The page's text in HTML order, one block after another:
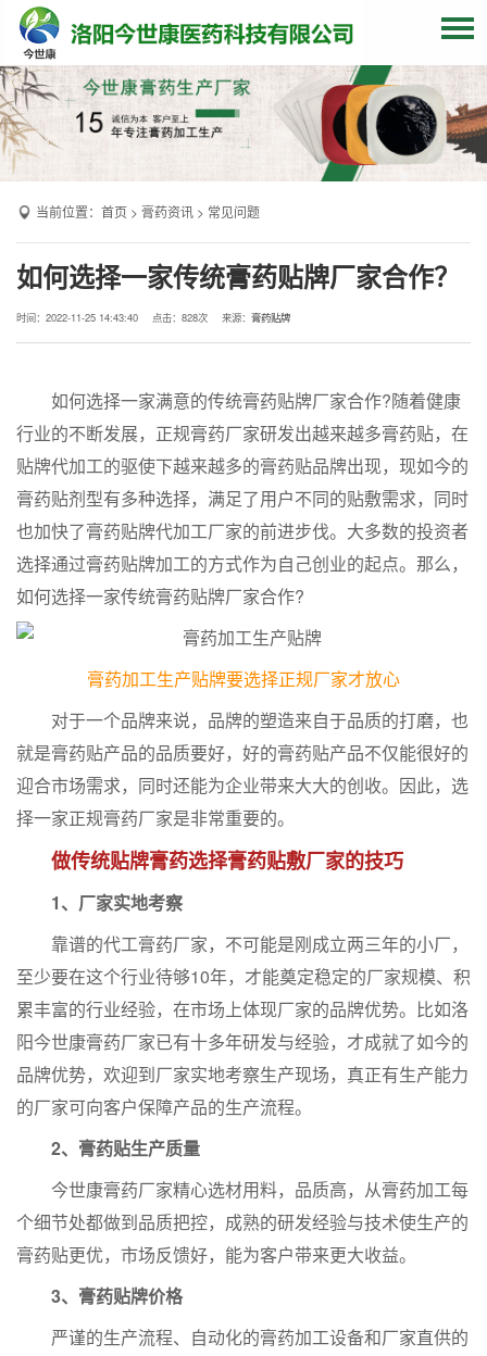
网站首页
关于我们
贴牌加工
膏药资讯
联系我们
当前位置： 首页 > 膏药资讯 > 常见问题
如何选择一家传统膏药贴牌厂家合作？
时间：2022-11-25 14:43:40 点击： 828次 来源： 膏药贴牌
如何选择一家满意的传统膏药贴牌厂家合作?随着健康
行业的不断发展，正规膏药厂家研发出越来越多膏药贴，在
贴牌代加工的驱使下越来越多的膏药贴品牌出现，现如今的
膏药贴剂型有多种选择，满足了用户不同的贴敷需求，同时
也加快了膏药贴牌代加工厂家的前进步伐。大多数的投资者
选择通过膏药贴牌加工的方式作为自己创业的起点。那么，
如何选择一家传统膏药贴牌厂家合作?
膏药加工生产贴牌要选择正规厂家才放心
对于一个品牌来说，品牌的塑造来自于品质的打磨，也
就是膏药贴产品的品质要好，好的膏药贴产品不仅能很好的
迎合市场需求，同时还能为企业带来大大的创收。因此，选
择一家正规膏药厂家是非常重要的。
做传统贴牌膏药选择膏药贴敷厂家的技巧
1、厂家实地考察
靠谱的代工膏药厂家，不可能是刚成立两三年的小厂，
至少要在这个行业待够10年，才能奠定稳定的厂家规模、积
累丰富的行业经验，在市场上体现厂家的品牌优势。比如洛
阳今世康膏药厂家已有十多年研发与经验，才成就了如今的
品牌优势，欢迎到厂家实地考察生产现场，真正有生产能力
的厂家可向客户保障产品的生产流程。
2、膏药贴生产质量
今世康膏药厂家精心选材用料，品质高，从膏药加工每
个细节处都做到品质把控，成熟的研发经验与技术使生产的
膏药贴更优，市场反馈好，能为客户带来更大收益。
3、膏药贴牌价格
严谨的生产流程、自动化的膏药加工设备和厂家直供的